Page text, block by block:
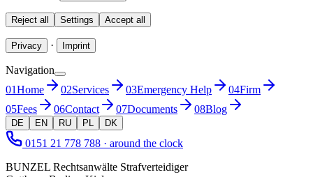
Reject all Settings Accept all
Privacy · Imprint
Navigation
01Home 02Services 03Emergency Help 04Firm
05Fees 06Contact 07Documents 08Blog
DE EN RU PL DK
0151 21 778 788 · around the clock
BUNZEL Rechtsanwälte Strafverteidiger